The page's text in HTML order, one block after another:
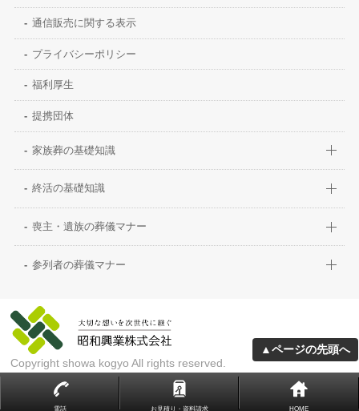
▲ページの先頭へ
通信販売に関する表示
プライバシーポリシー
福利厚生
提携団体
家族葬の基礎知識
終活の基礎知識
喪主・遺族の葬儀マナー
参列者の葬儀マナー
Copyright showa kogyo All rights reserved.
電話 お見積り・資料請求 HOME